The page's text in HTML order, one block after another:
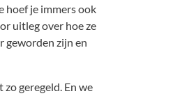
hoef je immers ook
uitleg over hoe ze
geworden zijn en
zo geregeld. En we